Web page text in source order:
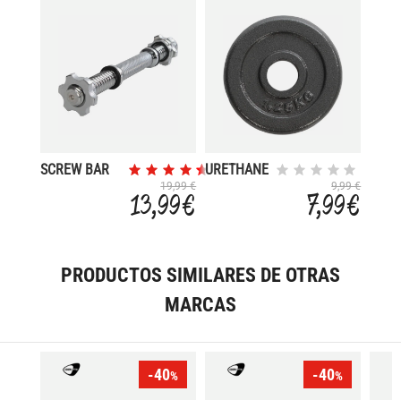
SCREW BAR
19,99 €
13,99 €
URETHANE
9,99 €
7,99 €
PRODUCTOS SIMILARES DE OTRAS
MARCAS
-40% -40%